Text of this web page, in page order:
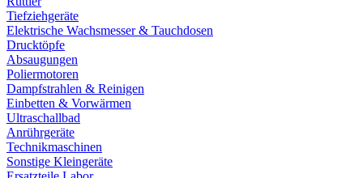
Tiefziehgeräte
Elektrische Wachsmesser & Tauchdosen
Drucktöpfe
Absaugungen
Poliermotoren
Dampfstrahlen & Reinigen
Einbetten & Vorwärmen
Ultraschallbad
Anrührgeräte
Technikmaschinen
Sonstige Kleingeräte